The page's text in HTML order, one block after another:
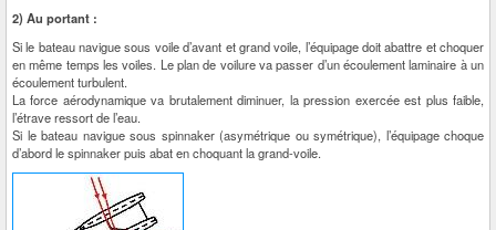
2) Au portant :
Si le bateau navigue sous voile d’avant et grand voile, l’équipage doit abattre et choquer
en même temps les voiles. Le plan de voilure va passer d’un écoulement laminaire à un
écoulement turbulent.
La force aérodynamique va brutalement diminuer, la pression exercée est plus faible,
l’étrave ressort de l’eau.
Si le bateau navigue sous spinnaker (asymétrique ou symétrique), l’équipage choque
d’abord le spinnaker puis abat en choquant la grand-voile.